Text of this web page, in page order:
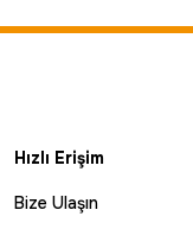
Hızlı Erişim
Bize Ulaşın